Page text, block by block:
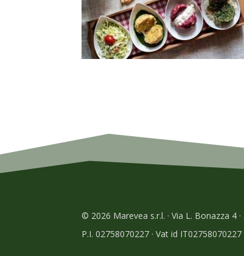
© 2026 Marevea s.r.l. · Via L. Bonazza 4
P.I. 02758070227 · Vat id IT02758070227